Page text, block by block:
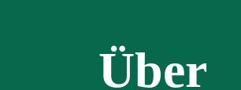
Über